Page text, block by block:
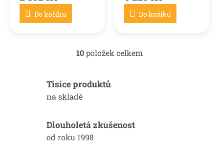
Do košíku Do košíku
O
á
í
p
10položek celkem
Tisíce produktů
na skladě
Dlouholetá zkušenost
od roku 1998